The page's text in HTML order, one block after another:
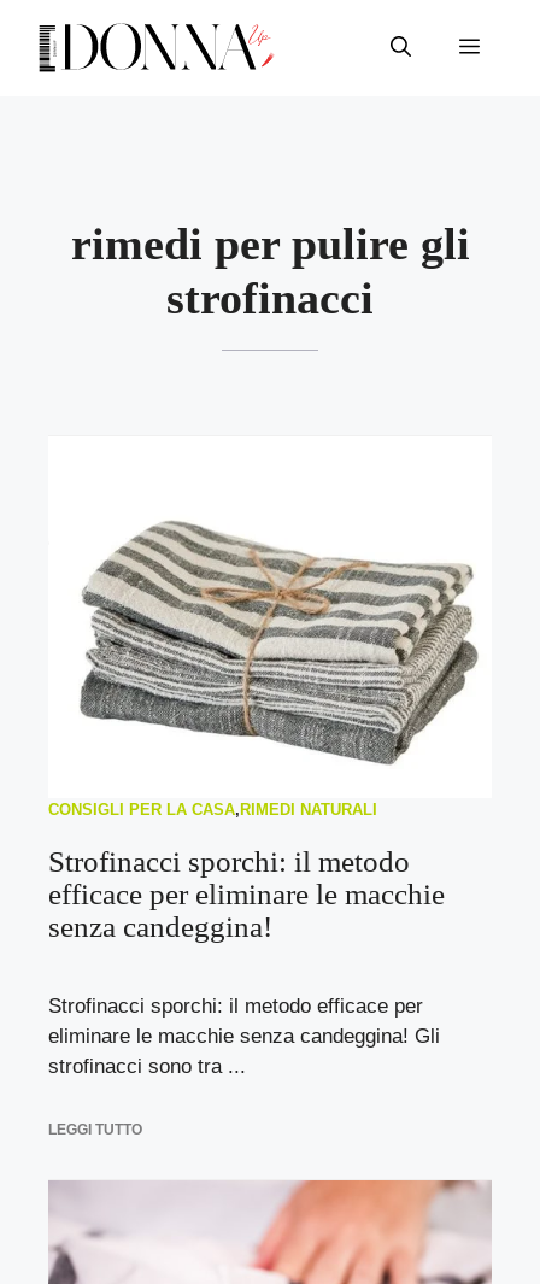
contenuto
Menu
rimedi per pulire gli
strofinacci
CONSIGLI PER LA CASA, RIMEDI NATURALI
Strofinacci sporchi: il metodo
efficace per eliminare le macchie
senza candeggina!
Strofinacci sporchi: il metodo efficace per
eliminare le macchie senza candeggina! Gli
strofinacci sono tra ...
LEGGI TUTTO